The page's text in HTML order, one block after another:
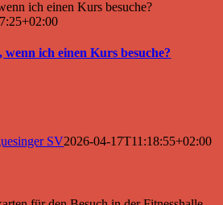
ich einen Kurs besuche?
wenn ich einen Kurs besuche?
SV2026-04-17T11:18:55+02:00